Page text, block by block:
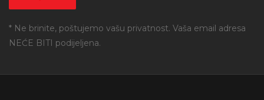
* Ne brinite, poštujemo vašu privatnost. Vaša email adresa
NEĆE BITI podijeljena.